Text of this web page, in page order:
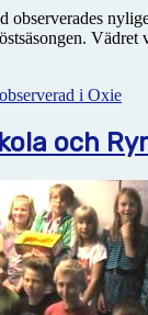
observerades
Vädret
i Oxie
och